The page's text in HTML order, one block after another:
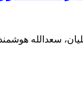
سعدالله